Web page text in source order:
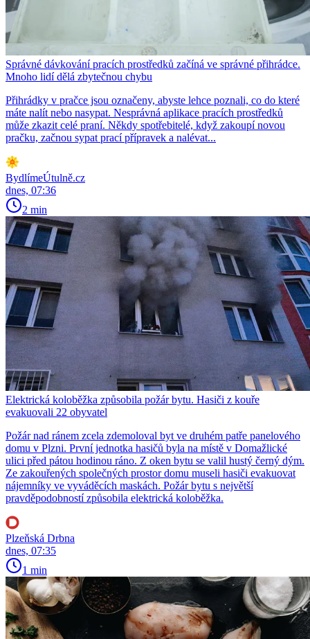
Správné dávkování pracích prostředků začíná ve správné přihrádce.
Mnoho lidí dělá zbytečnou chybu
Přihrádky v pračce jsou označeny, abyste lehce poznali, co do které
máte nalít nebo nasypat. Nesprávná aplikace pracích prostředků
může zkazit celé praní. Někdy spotřebitelé, když zakoupí novou
pračku, začnou sypat prací přípravek a nalévat...
BydlímeÚtulně.cz
dnes, 07:36
2 min
Elektrická koloběžka způsobila požár bytu. Hasiči z kouře
evakuovali 22 obyvatel
Požár nad ránem zcela zdemoloval byt ve druhém patře panelového
domu v Plzni. První jednotka hasičů byla na místě v Domažlické
ulici před pátou hodinou ráno. Z oken bytu se valil hustý černý dým.
Ze zakouřených společných prostor domu museli hasiči evakuovat
nájemníky ve vyváděcích maskách. Požár bytu s největší
pravděpodobností způsobila elektrická koloběžka.
Plzeňská Drbna
dnes, 07:35
1 min